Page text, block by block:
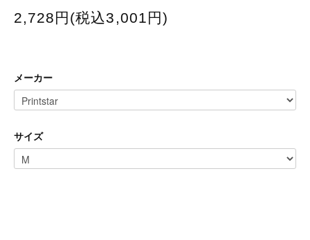
2,728円(税込3,001円)
メーカー
サイズ